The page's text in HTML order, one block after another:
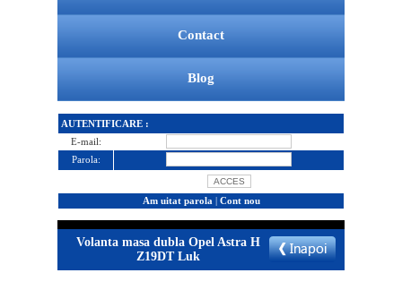
Contact
Blog
AUTENTIFICARE :
E-mail:
Parola:
Am uitat parola | Cont nou
Volanta masa dubla Opel Astra H
Z19DT Luk